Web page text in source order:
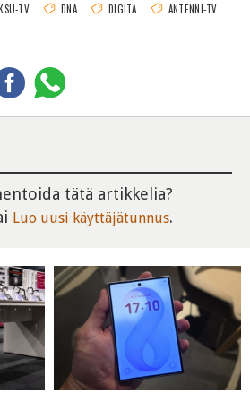
TV DNA DIGITA
ANTENNI-TV
tätä artikkelia?
Luo uusi käyttäjätunnus.